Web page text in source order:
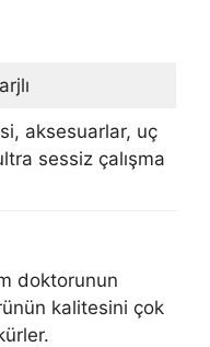
aksesuarlar, uç
sessiz çalışma
doktorunun
kalitesini çok